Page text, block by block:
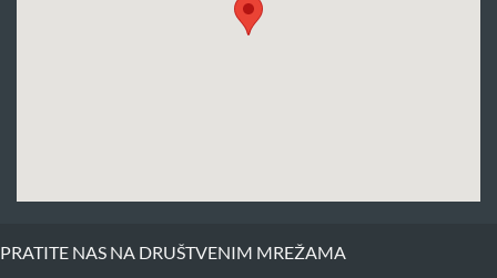
PRATITE NAS NA DRUŠTVENIM MREŽAMA